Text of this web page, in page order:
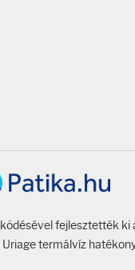
fejlesztették ki
termálvíz